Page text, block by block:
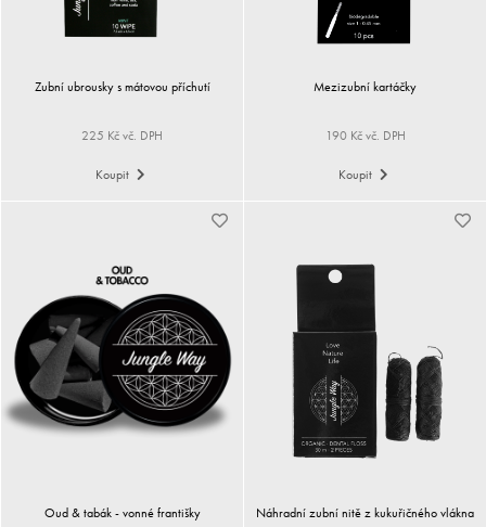
Zubní ubrousky s mátovou příchutí
225 Kč vč. DPH
Koupit
Mezizubní kartáčky
190 Kč vč. DPH
Koupit
Oud & tabák - vonné františky Náhradní zubní nitě z kukuřičného vlákna